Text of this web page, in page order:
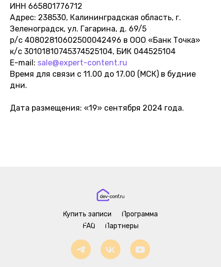
ИНН 665801776712
Адрес: 238530, Калининградская область, г.
Зеленоградск, ул. Гагарина, д. 69/5
р/с 40802810602500042496 в ООО «Банк Точка»
к/с 30101810745374525104, БИК 044525104
E-mail: sale@expert-content.ru
Время для связи с 11.00 до 17.00 (МСК) в будние
дни.
Дата размещения: «19» сентября 2024 года.
Купить записи
Партнеры
FAQ
Программа
Ковалёва, эксперт по экспертному контенту: услуги,блог по экспертному